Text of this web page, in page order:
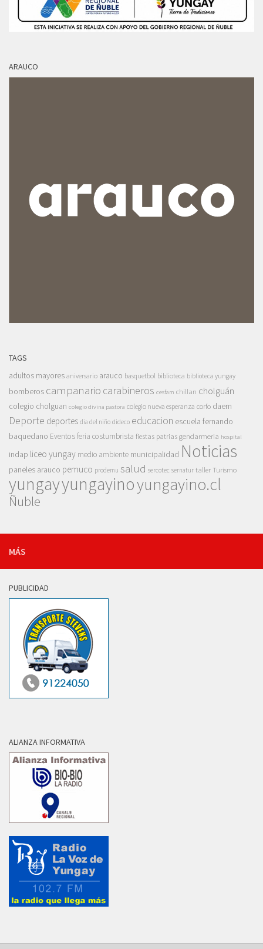
ARAUCO
TAGS
adultos mayores aniversario arauco basquetbol biblioteca biblioteca yungay
bomberos campanario carabineros cesfam chillan cholguán
colegio cholguan colegio divina pastora colegio nueva esperanza corfo daem
Deporte deportes dia del niño dideco educacion escuela fernando
baquedano Eventosferia costumbrista fiestas patrias gendarmeria hospital
indap liceo yungay medio ambiente municipalidad Noticias
paneles arauco pemuco prodemu salud sercotec sernatur taller Turismo
yungayyungayinoyungayino.cl
Ñuble
MÁS
PUBLICIDAD
ALIANZA INFORMATIVA